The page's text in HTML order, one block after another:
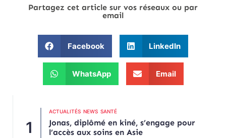
Partagez cet article sur vos réseaux ou par
email
Facebook LinkedIn
WhatsApp Email
ACTUALITÉS NEWS SANTÉ
Jonas, diplômé en kiné, s’engage pour
l’accès aux soins en Asie